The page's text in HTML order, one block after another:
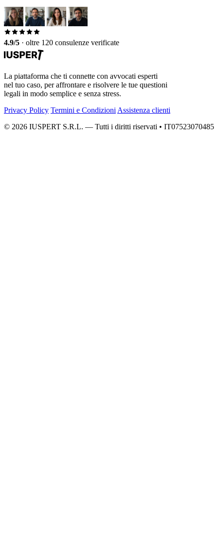
4.9/5 · oltre 120 consulenze verificate
La piattaforma che ti connette con avvocati esperti
nel tuo caso, per affrontare e risolvere le tue questioni
legali in modo semplice e senza stress.
Privacy Policy Termini e Condizioni Assistenza clienti
© 2026 IUSPERT S.R.L. — Tutti i diritti riservati • IT07523070485